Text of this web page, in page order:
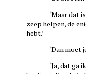
‘Maar dat is
zeep helpen, de
hebt.’
‘Dan moet je
‘Ja, dat ga ik